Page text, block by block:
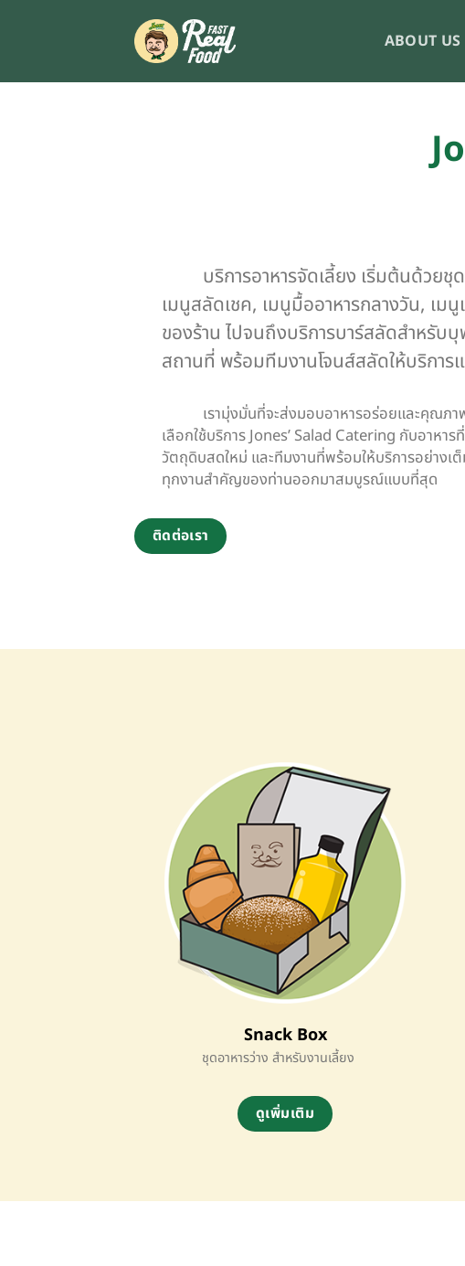
ABOUT US
บริการอาหารจัดเลี้ยง เริ่มต้นด้วยชุ
เมนูสลัดเชค, เมนูมื้ออาหารกลางวัน, เม
ของร้าน ไปจนถึงบริการบาร์สลัดสำหรับ
สถานที่ พร้อมทีมงานโจนส์สลัดให้บริการ
เรามุ่งมั่นที่จะส่งมอบอาหารอร่อยและคุณภ
เลือกใช้บริการ Jones’ Salad Catering กับอาหา
วัตถุดิบสดใหม่ และทีมงานที่พร้อมให้บริการอย่างเต็
ทุกงานสำคัญของท่านออกมาสมบูรณ์แบบที่สุด
ติดต่อเรา
Snack Box
ชุดอาหารว่าง สำหรับงานเลี้ยง
ดูเพิ่มเติม